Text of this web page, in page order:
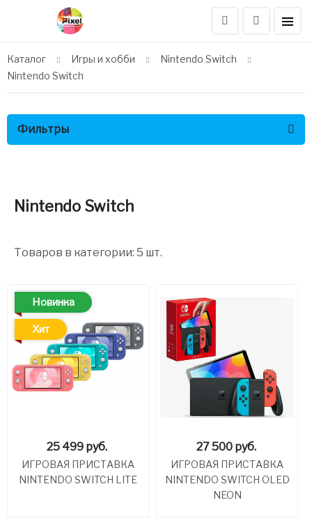
Каталог Игры и хобби
Nintendo Switch
Nintendo Switch
Фильтры
Nintendo Switch
Товаров в категории: 5 шт.
Новинка
Хит
25 499 руб.
ИГРОВАЯ ПРИСТАВКА
NINTENDO SWITCH LITE
27 500 руб.
ИГРОВАЯ ПРИСТАВКА
NINTENDO SWITCH OLED
NEON